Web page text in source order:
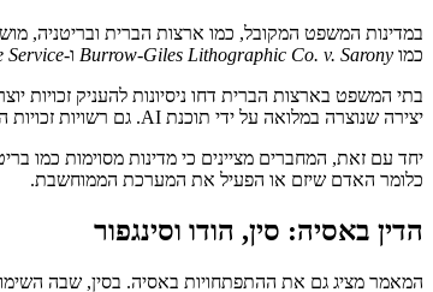
במדינות המשפט המקובל, כמו ארצות הברית ובריטניה,
כמו Burrow-Giles Lithographic Co. v. Sarony ו-Service
בתי המשפט בארצות הברית דחו ניסיונות להעניק זכויות
יצירה שנוצרה במלואה על ידי תוכנת AI. גם רשויות זכויות היוצרים האמריקאיות הבהירו כי יצירה שאינה כוללת תרומה אנושית ישירה אינה ניתנת לרישום.
יחד עם זאת, המחברים מציינים כי מדינות מסוימות כמו
כלומר האדם שיזם או הפעיל את המערכת הממוחשבת.
הדין באסיה: סין, הודו וסינגפור